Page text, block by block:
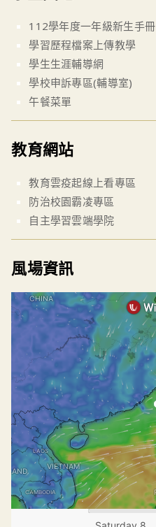
112學年度一年級新生手冊
學習歷程檔案上傳教學
學生生涯輔導網
學校申訴專區(輔導室)
午餐菜單
教育網站
教育雲疫起線上看專區
防治校園霸凌專區
自主學習雲端學院
風場資訊